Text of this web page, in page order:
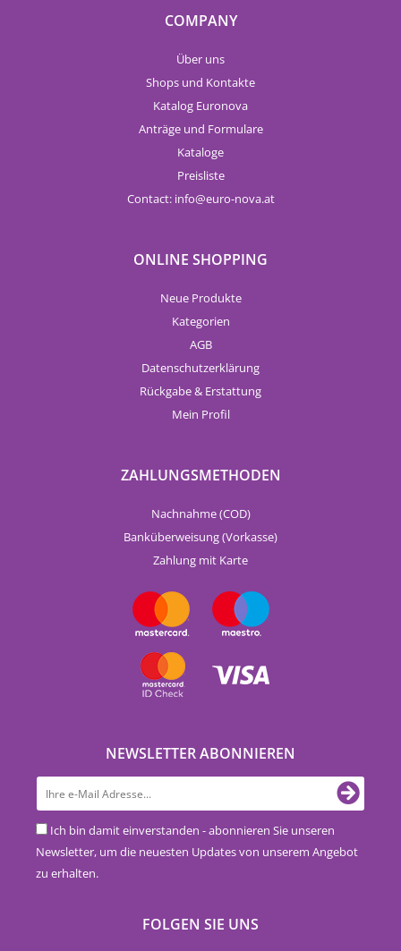
COMPANY
Über uns
Shops und Kontakte
Katalog Euronova
Anträge und Formulare
Kataloge
Preisliste
Contact: info euro-nova.at
ONLINE SHOPPING
Neue Produkte
Kategorien
AGB
Datenschutzerklärung
Rückgabe & Erstattung
Mein Profil
ZAHLUNGSMETHODEN
Nachnahme (COD)
Banküberweisung (Vorkasse)
Zahlung mit Karte
NEWSLETTER ABONNIEREN
Ich bin damit einverstanden - abonnieren Sie unseren
Newsletter, um die neuesten Updates von unserem Angebot
zu erhalten.
FOLGEN SIE UNS